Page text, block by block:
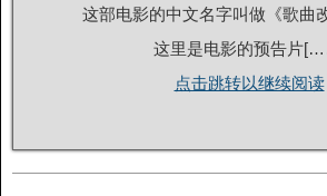
这部电影的中文名字叫做《歌曲
这里是电影的预告片
点击跳转以继续阅读